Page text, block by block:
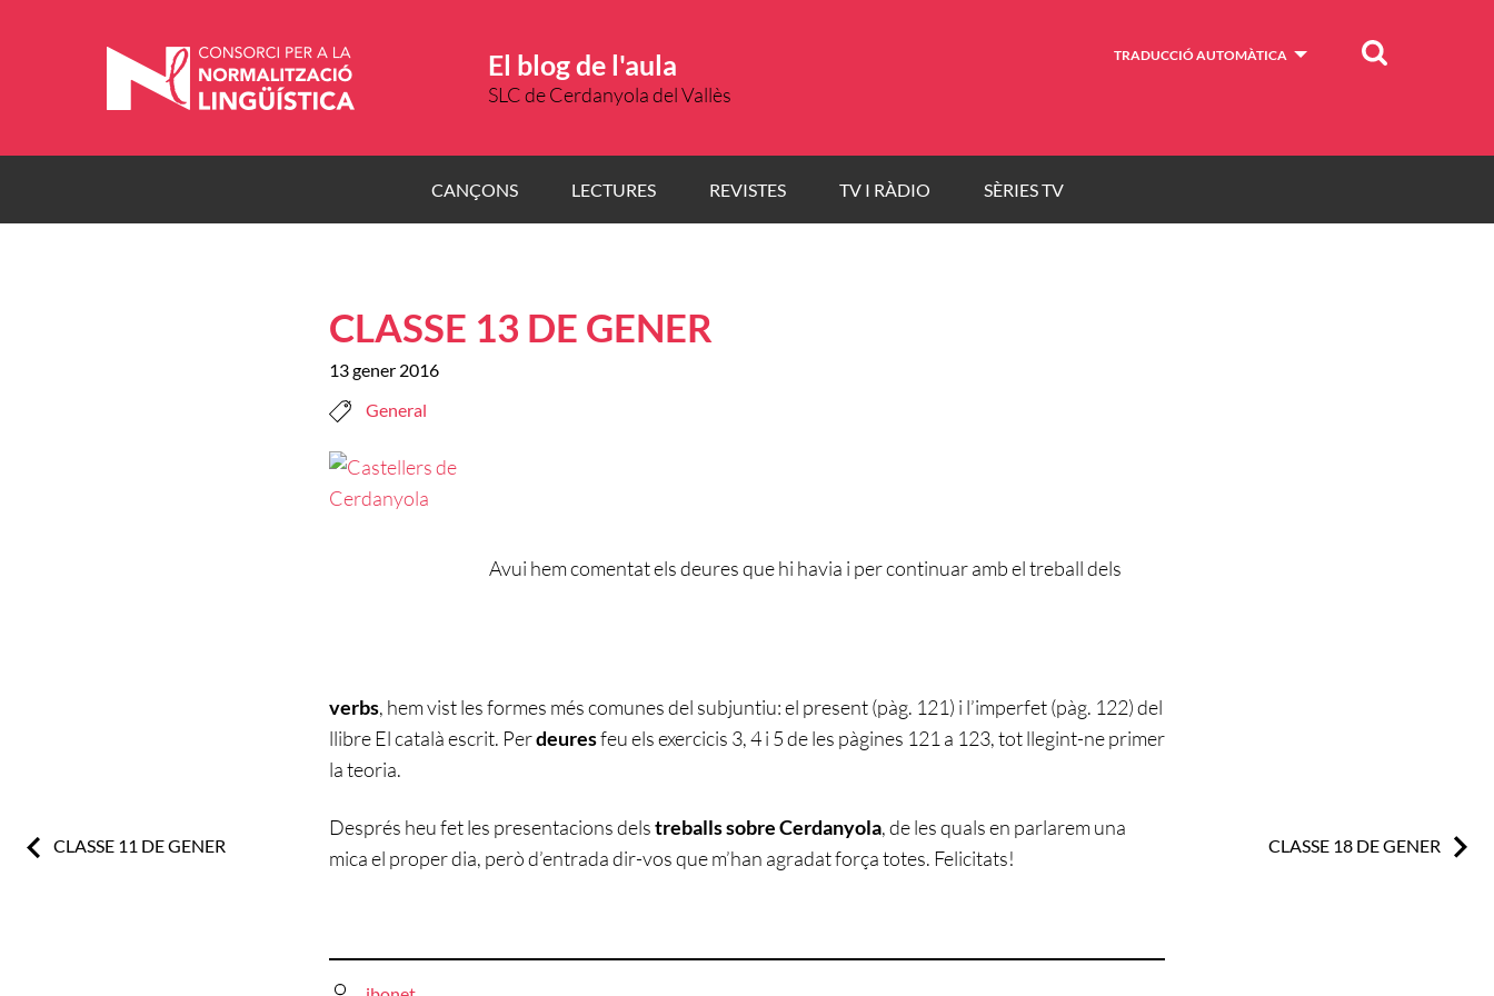
El blog de l'aula
SLC de Cerdanyola del Vallès
TRADUCCIÓ AUTOMÀTICA Cercar
CANÇONS LECTURES REVISTES TV I RÀDIO SÈRIES TV
CLASSE 13 DE GENER
13 gener 2016
General
Avui hem comentat els deures que hi havia i per continuar amb el treball dels
verbs, hem vist les formes més comunes del subjuntiu: el present (pàg. 121) i l’imperfet (pàg. 122) del
llibre El català escrit. Perdeuresfeu els exercicis 3, 4 i 5 de les pàgines 121 a 123, tot llegint-ne primer
la teoria.
Després heu fet les presentacions delstreballs sobre Cerdanyola, de les quals en parlarem una
mica el proper dia, però d’entrada dir-vos que m’han agradat força totes. Felicitats!
Previous:
CLASSE 11 DE GENER Next:
CLASSE 18 DE GENER